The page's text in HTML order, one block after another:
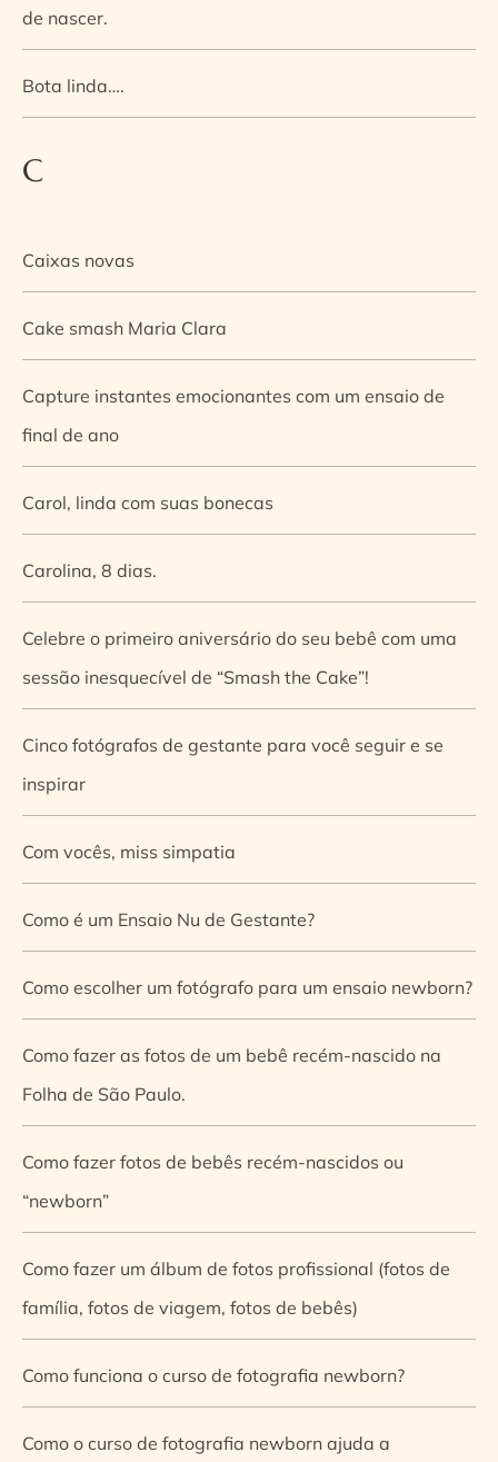
de nascer.
Bota linda….
C
Caixas novas
Cake smash Maria Clara
Capture instantes emocionantes com um ensaio de
final de ano
Carol, linda com suas bonecas
Carolina, 8 dias.
Celebre o primeiro aniversário do seu bebê com uma
sessão inesquecível de “Smash the Cake”!
Cinco fotógrafos de gestante para você seguir e se
inspirar
Com vocês, miss simpatia
Como é um Ensaio Nu de Gestante?
Como escolher um fotógrafo para um ensaio newborn?
Como fazer as fotos de um bebê recém-nascido na
Folha de São Paulo.
Como fazer fotos de bebês recém-nascidos ou
“newborn”
Como fazer um álbum de fotos profissional (fotos de
família, fotos de viagem, fotos de bebês)
Como funciona o curso de fotografia newborn?
Como o curso de fotografia newborn ajuda a